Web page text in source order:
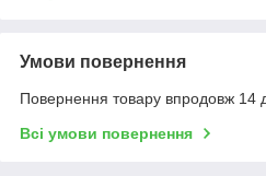
Умови повернення
Повернення товару впродовж 14
Всі умови повернення